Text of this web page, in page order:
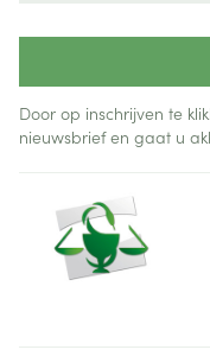
Door op inschrijven te
nieuwsbrief en gaat u